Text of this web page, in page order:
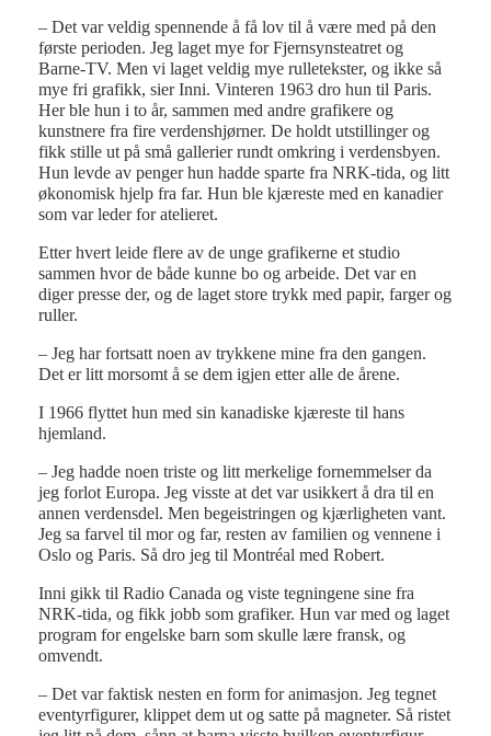
– Det var veldig spennende å få lov til å være med på den
første perioden. Jeg laget mye for Fjernsynsteatret og
Barne-TV. Men vi laget veldig mye rulletekster, og ikke så
mye fri grafikk, sier Inni. Vinteren 1963 dro hun til Paris.
Her ble hun i to år, sammen med andre grafikere og
kunstnere fra fire verdenshjørner. De holdt utstillinger og
fikk stille ut på små gallerier rundt omkring i verdensbyen.
Hun levde av penger hun hadde sparte fra NRK-tida, og litt
økonomisk hjelp fra far. Hun ble kjæreste med en kanadier
som var leder for atelieret.
Etter hvert leide flere av de unge grafikerne et studio
sammen hvor de både kunne bo og arbeide. Det var en
diger presse der, og de laget store trykk med papir, farger og
ruller.
– Jeg har fortsatt noen av trykkene mine fra den gangen.
Det er litt morsomt å se dem igjen etter alle de årene.
I 1966 flyttet hun med sin kanadiske kjæreste til hans
hjemland.
– Jeg hadde noen triste og litt merkelige fornemmelser da
jeg forlot Europa. Jeg visste at det var usikkert å dra til en
annen verdensdel. Men begeistringen og kjærligheten vant.
Jeg sa farvel til mor og far, resten av familien og vennene i
Oslo og Paris. Så dro jeg til Montréal med Robert.
Inni gikk til Radio Canada og viste tegningene sine fra
NRK-tida, og fikk jobb som grafiker. Hun var med og laget
program for engelske barn som skulle lære fransk, og
omvendt.
– Det var faktisk nesten en form for animasjon. Jeg tegnet
eventyrfigurer, klippet dem ut og satte på magneter. Så ristet